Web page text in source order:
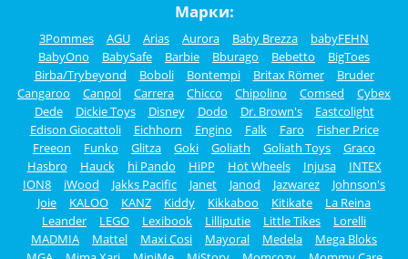
Марки:
3Pommes AGU Arias Aurora Baby Brezza
babyFEHN
BabyOno
BabySafe Barbie Bburago Bebetto
BigToes
Birba/Trybeyond
Boboli Bontempi Britax Römer
Bruder
Cangaroo
Canpol Carrera Chicco Chipolino Comsed
Cybex
Dede
Dickie Toys Disney Dodo Dr. Brown's
Eastcolight
Edison Giocattoli
Eichhorn Engino Falk Faro
Fisher Price
Freeon
Funko Glitza Goki Goliath Goliath Toys
Graco
Hasbro
Hauck hi Pando HiPP Hot Wheels Injusa
INTEX
ION8
iWood Jakks Pacific Janet Janod Jazwarez
Johnson's
Joie
KALOO KANZ Kiddy Kikkaboo Kitikate
La Reina
Leander
LEGO Lexibook Lilliputie Little Tikes
Lorelli
MADMIA
Mattel Maxi Cosi Mayoral Medela
Mega Bloks